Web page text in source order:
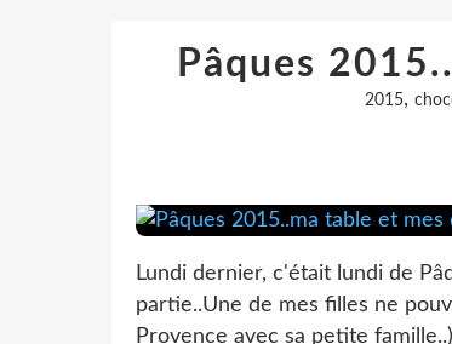
Pâques
2015,
Lundi dernier, c'était lundi de
partie..Une de mes filles ne
Provence avec sa petite